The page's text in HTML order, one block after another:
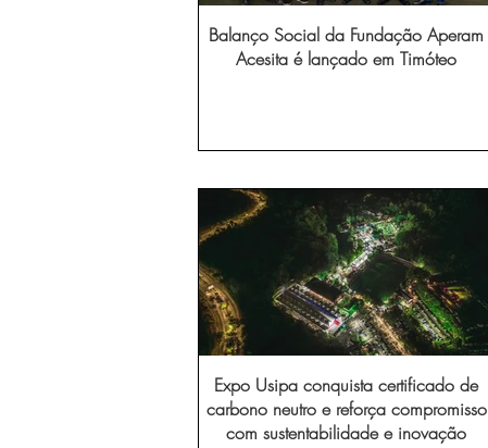
Balanço Social da Fundação Aperam
Acesita é lançado em Timóteo
Expo Usipa conquista certificado de
carbono neutro e reforça compromisso
com sustentabilidade e inovação